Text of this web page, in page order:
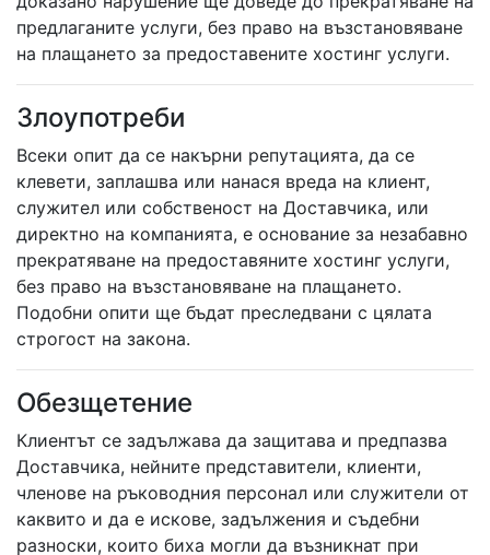
предлаганите услуги, без право на възстановяване
на плащането за предоставените хостинг услуги.
Злоупотреби
Всеки опит да се накърни репутацията, да се
клевети, заплашва или нанася вреда на клиент,
служител или собственост на Доставчика, или
директно на компанията, e основание за незабавно
прекратяване на предоставяните хостинг услуги,
без право на възстановяване на плащането.
Подобни опити ще бъдат преследвани с цялата
строгост на закона.
Обезщетение
Клиентът се задължава да защитава и предпазва
Доставчика, нейните представители, клиенти,
членове на ръководния персонал или служители от
каквито и да е искове, задължения и съдебни
разноски, които биха могли да възникнат при